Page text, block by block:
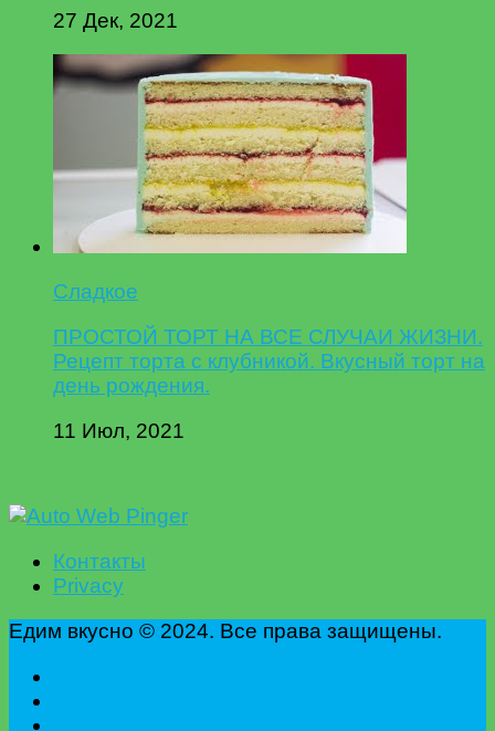
27 Дек, 2021
Сладкое
ПРОСТОЙ ТОРТ НА ВСЕ СЛУЧАИ ЖИЗНИ.
Рецепт торта с клубникой. Вкусный торт на
день рождения.
11 Июл, 2021
Контакты
Privacy
Едим вкусно © 2024. Все права защищены.